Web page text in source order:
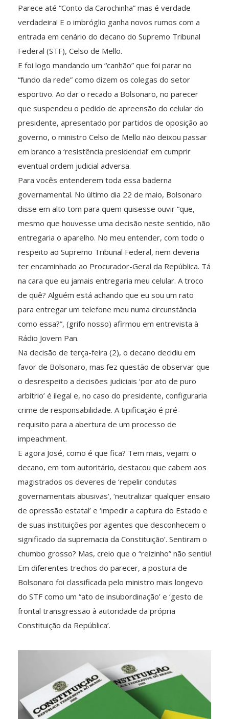
Parece até “Conto da Carochinha” mas é verdade
verdadeira! E o imbróglio ganha novos rumos com a
entrada em cenário do decano do Supremo Tribunal
Federal (STF), Celso de Mello.
E foi logo mandando um “canhão” que foi parar no
“fundo da rede” como dizem os colegas do setor
esportivo. Ao dar o recado a Bolsonaro, no parecer
que suspendeu o pedido de apreensão do celular do
presidente, apresentado por partidos de oposição ao
governo, o ministro Celso de Mello não deixou passar
em branco a ‘resistência presidencial’ em cumprir
eventual ordem judicial adversa.
Para vocês entenderem toda essa baderna
governamental. No último dia 22 de maio, Bolsonaro
disse em alto tom para quem quisesse ouvir “que,
mesmo que houvesse uma decisão neste sentido, não
entregaria o aparelho. No meu entender, com todo o
respeito ao Supremo Tribunal Federal, nem deveria
ter encaminhado ao Procurador-Geral da República. Tá
na cara que eu jamais entregaria meu celular. A troco
de quê? Alguém está achando que eu sou um rato
para entregar um telefone meu numa circunstância
como essa?”, (grifo nosso) afirmou em entrevista à
Rádio Jovem Pan.
Na decisão de terça-feira (2), o decano decidiu em
favor de Bolsonaro, mas fez questão de observar que
o desrespeito a decisões judiciais ‘por ato de puro
arbítrio’ é ilegal e, no caso do presidente, configuraria
crime de responsabilidade. A tipificação é pré-
requisito para a abertura de um processo de
impeachment.
E agora José, como é que fica? Tem mais, vejam: o
decano, em tom autoritário, destacou que cabem aos
magistrados os deveres de ‘repelir condutas
governamentais abusivas’, ‘neutralizar qualquer ensaio
de opressão estatal’ e ‘impedir a captura do Estado e
de suas instituições por agentes que desconhecem o
significado da supremacia da Constituição’. Sentiram o
chumbo grosso? Mas, creio que o “reizinho” não sentiu!
Em diferentes trechos do parecer, a postura de
Bolsonaro foi classificada pelo ministro mais longevo
do STF como um “ato de insubordinação’ e ‘gesto de
frontal transgressão à autoridade da própria
Constituição da República’.